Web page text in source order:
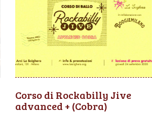
Corso di Rockabilly Jive
advanced + (Cobra)